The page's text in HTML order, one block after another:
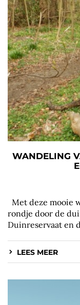
WANDELING
Met deze mooie
rondje door de
Duinreservaat en
LEES MEER